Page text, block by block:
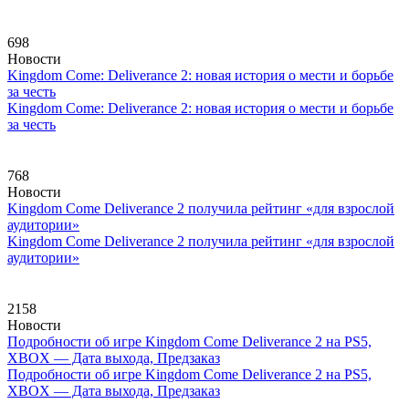
698
Новости
Kingdom Come: Deliverance 2: новая история о мести и борьбе
за честь
Kingdom Come: Deliverance 2: новая история о мести и борьбе
за честь
768
Новости
Kingdom Come Deliverance 2 получила рейтинг «для взрослой
аудитории»
Kingdom Come Deliverance 2 получила рейтинг «для взрослой
аудитории»
2158
Новости
Подробности об игре Kingdom Come Deliverance 2 на PS5,
XBOX — Дата выхода, Предзаказ
Подробности об игре Kingdom Come Deliverance 2 на PS5,
XBOX — Дата выхода, Предзаказ